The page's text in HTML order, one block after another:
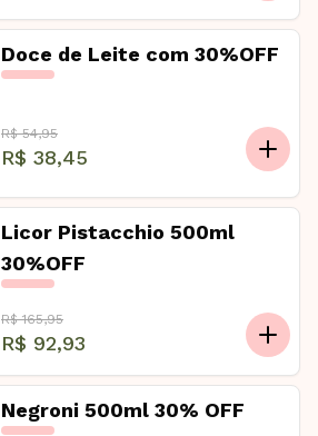
Doce de Leite com 30%OFF
R$ 54,95
R$ 38,45
Licor Pistacchio 500ml
30%OFF
R$ 165,95
R$ 92,93
Negroni 500ml 30% OFF